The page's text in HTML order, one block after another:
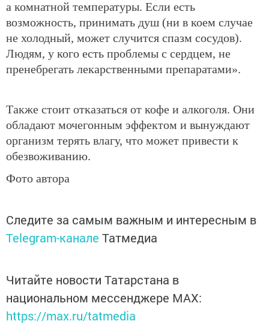
а комнатной температуры. Если есть
возможность, принимать душ (ни в коем случае
не холодный, может случится спазм сосудов).
Людям, у кого есть проблемы с сердцем, не
пренебрегать лекарственными препаратами».
Также стоит отказаться от кофе и алкоголя. Они
обладают мочегонным эффектом и вынуждают
организм терять влагу, что может привести к
обезвоживанию.
Фото автора
Следите за самым важным и интересным в
Telegram-канале Татмедиа
Читайте новости Татарстана в
национальном мессенджере MАХ:
https://max.ru/tatmedia